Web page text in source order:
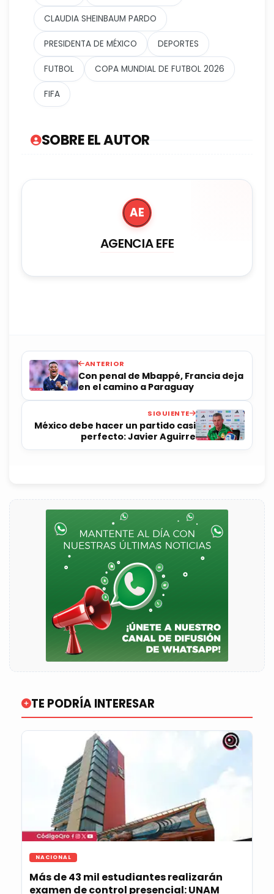
CLAUDIA SHEINBAUM PARDO
PRESIDENTA DE MÉXICO DEPORTES
FUTBOL COPA MUNDIAL DE FUTBOL 2026
FIFA
SOBRE EL AUTOR
AE
AGENCIA EFE
ANTERIOR
Con penal de Mbappé, Francia deja
en el camino a Paraguay
SIGUIENTE
México debe hacer un partido casi
perfecto: Javier Aguirre
TE PODRÍA INTERESAR
NACIONAL
Más de 43 mil estudiantes realizarán
examen de control presencial: UNAM